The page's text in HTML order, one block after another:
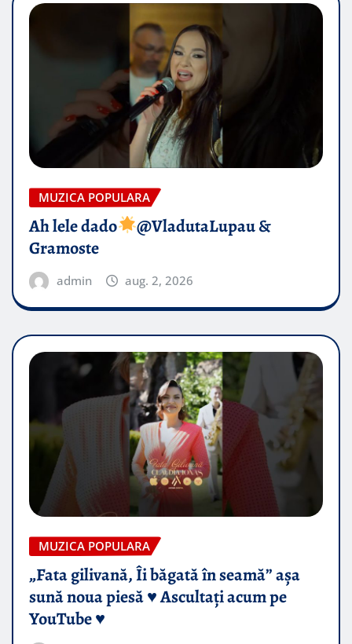
MUZICA POPULARA
Ah lele dado​
@VladutaLupau &
Gramoste
admin aug. 2, 2026
MUZICA POPULARA
„Fata gilivană, Îi băgată în seamă” așa
sună noua piesă ♥️ Ascultați acum pe
YouTube ♥️